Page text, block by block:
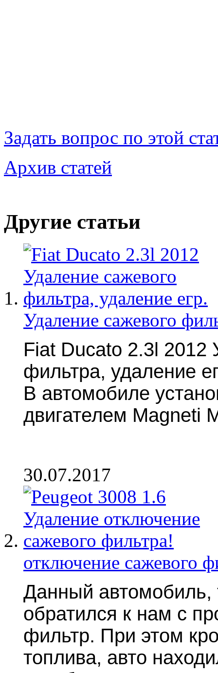
Задать вопрос по этой
Архив статей
Другие статьи
Удаление сажевого
Fiat Ducato 2.3l 2012
фильтра, удаление
В автомобиле
двигателем Magneti
30.07.2017
отключение сажевого
Данный автомобиль,
обратился к нам с
фильтр. При этом
топлива, авто